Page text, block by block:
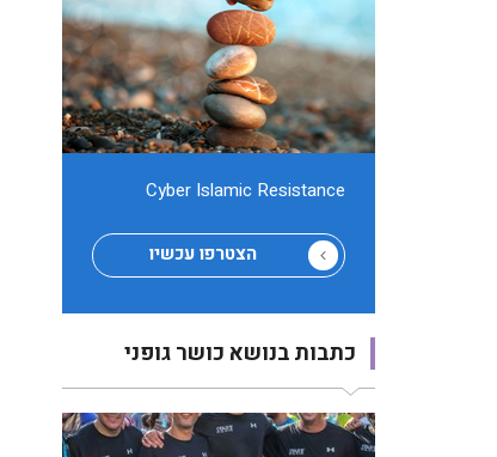
Cyber ​​Islamic Resistance
הצטרפו עכשיו
כתבות בנושא כושר גופני
תוכנית אימונים לריצה 5 ק"מ שבוע 3
תוכנית ריצת 5 קמ שבוע 3